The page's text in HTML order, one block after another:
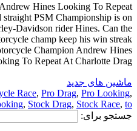
Hines Looking To Repeat
PSM Championship is on
Davidson rider Hines. Can the
champ keep his win streak
Champion Andrew Hines
To Repeat At Charlotte Drag […]
ماشین های جدید
Race, Pro Drag, Pro Looking,
, Stock Drag, Stock Race, to
جستجو برای: